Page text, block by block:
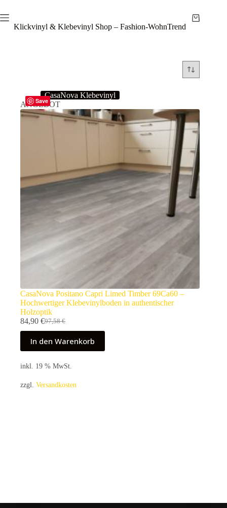
Inhalt
springenKlickvinyl & Klebevinyl Shop – Fashion-WohnTrend
Warenkorb
Save
CasaNova Klebevinyl
ANGEBOT
CasaNova Positano Capri Limed Timber 69Ca60 –
Hochwertiger Klebevinylboden in authentischer
Holzoptik
97,58€
Ursprünglicher
war:
97,58 €
84,90 €Aktueller
ist:
84,90 €.
In den Warenkorb
inkl. 19 % MwSt.
zzgl. Versandkosten